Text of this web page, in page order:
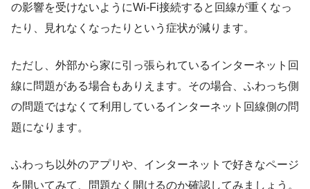
の影響を受けないようにWi-Fi接続すると回線が重くなっ
たり、見れなくなったりという症状が減ります。
ただし、外部から家に引っ張られているインターネット回
線に問題がある場合もありえます。その場合、ふわっち側
の問題ではなくて利用しているインターネット回線側の問
題になります。
ふわっち以外のアプリや、インターネットで好きなページ
を開いてみて、問題なく開けるのか確認してみましょう。